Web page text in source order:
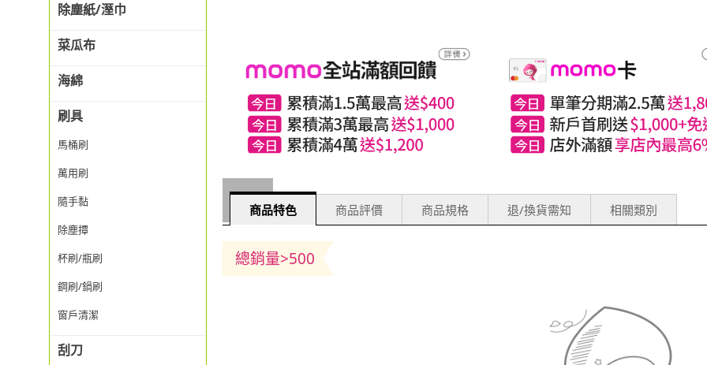
除塵紙/溼巾
菜瓜布
海綿
刷具
馬桶刷
萬用刷
隨手黏
除塵撢
杯刷/瓶刷
鋼刷/鍋刷
窗戶清潔
刮刀
商品特色 商品評價 商品規格 退/換貨需知 相關類別
總銷量>500